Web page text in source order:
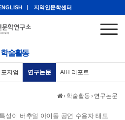
지역인문학센터
학술활동
포지엄 연구논문 AIH 리포트
› 학술활동 › 연구논문
성이 버추얼 아이돌 공연 수용자 태도